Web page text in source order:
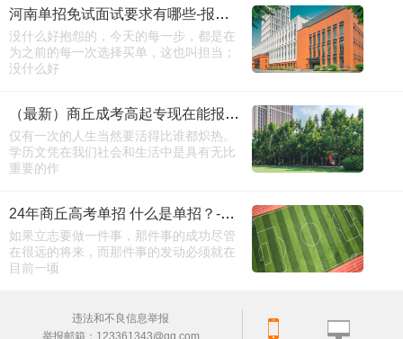
河南单招免试面试要求有哪些-报名时间
没什么好抱怨的，今天的每一步，都是在
为之前的每一次选择买单，这也叫担当；
没什么好
（最新）商丘成考高起专现在能报名吗？
仅有一次的人生当然要活得比谁都炽热。
学历文凭在我们社会和生活中是具有无比
重要的作
24年商丘高考单招 什么是单招？-考试必看
如果立志要做一件事，那件事的成功尽管
在很远的将来，而那件事的发动必须就在
目前一顷
违法和不良信息举报
举报邮箱：123361343@qq.com